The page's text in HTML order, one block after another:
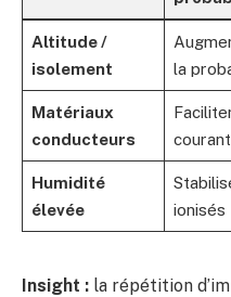
Altitude /
isolement
la
Matériaux
conducteurs
courant
Humidité
élevée
ionisés
Insight : la répétition